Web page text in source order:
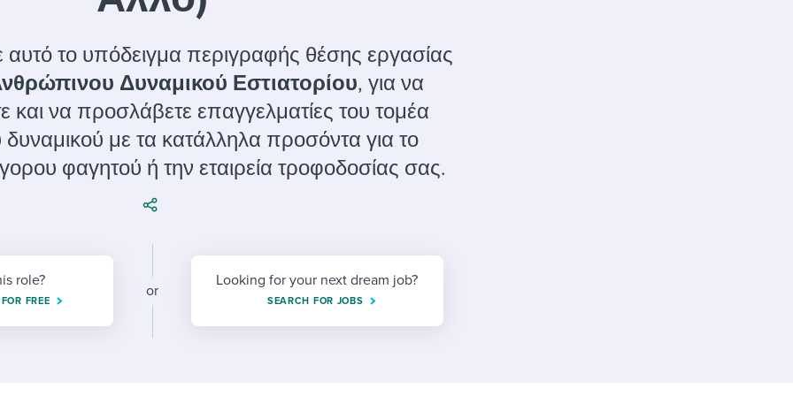
Workable customer stories
Workable customer stories
Workable customer stories
αυτό το υπόδειγμα περιγραφής θέσης εργασίας
Δυναμικού Εστιατορίου, για να
και να προσλάβετε επαγγελματίες του τομέα
με τα κατάλληλα προσόντα για το
φαγητού ή την εταιρεία τροφοδοσίας σας.
role?
FREE
or
Looking for your next dream job?
SEARCH FOR JOBS